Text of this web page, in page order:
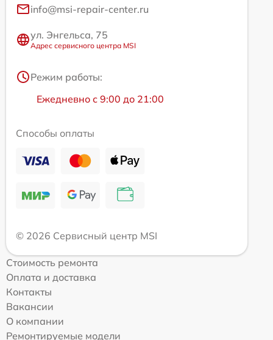
info@msi-repair-center.ru
ул. Энгельса, 75
Адрес сервисного центра MSI
Режим работы:
Ежедневно с 9:00 до 21:00
Способы оплаты
© 2026 Сервисный центр MSI
Стоимость ремонта
Оплата и доставка
Контакты
Вакансии
О компании
Ремонтируемые модели